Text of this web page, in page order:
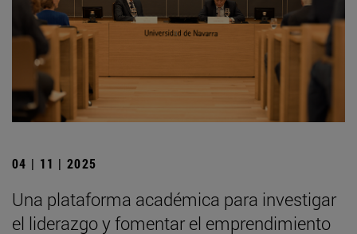
04 | 11 | 2025
Una plataforma académica para investigar
el liderazgo y fomentar el emprendimiento